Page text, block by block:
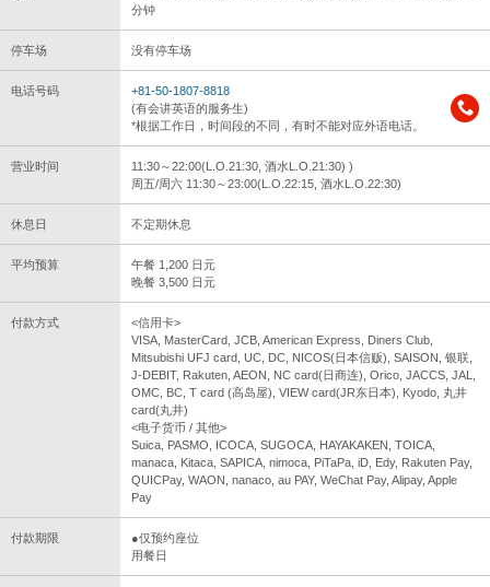
分钟
停车场 没有停车场
电话号码
+81-50-1807-8818
(有会讲英语的服务生)
*根据工作日，时间段的不同，有时不能对应外语电话。
营业时间
11:30～22:00(L.O.21:30, 酒水L.O.21:30) )
周五/周六 11:30～23:00(L.O.22:15, 酒水L.O.22:30)
休息日 不定期休息
平均预算
午餐 1,200 日元
晚餐 3,500 日元
付款方式
<信用卡>
VISA, MasterCard, JCB, American Express, Diners Club,
Mitsubishi UFJ card, UC, DC, NICOS(日本信贩), SAISON, 银联,
J-DEBIT, Rakuten, AEON, NC card(日商连), Orico, JACCS, JAL,
OMC, BC, T card (高岛屋), VIEW card(JR东日本), Kyodo, 丸井
card(丸井)
<电子货币 / 其他>
Suica, PASMO, ICOCA, SUGOCA, HAYAKAKEN, TOICA,
manaca, Kitaca, SAPICA, nimoca, PiTaPa, iD, Edy, Rakuten Pay,
QUICPay, WAON, nanaco, au PAY, WeChat Pay, Alipay, Apple
Pay
付款期限
●仅预约座位
用餐日